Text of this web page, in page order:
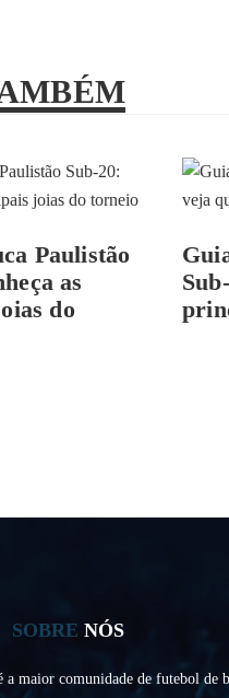
Paulistão
as
do
SOBRE NÓS
a maior comunidade de futebol de